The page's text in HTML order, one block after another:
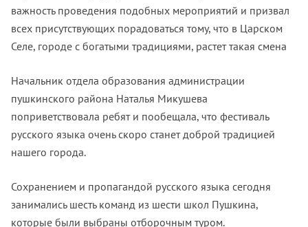
важность проведения подобных мероприятий и призвал
всех присутствующих порадоваться тому, что в Царском
Селе, городе с богатыми традициями, растет такая смена
Начальник отдела образования администрации
пушкинского района Наталья Микушева
поприветствовала ребят и пообещала, что фестиваль
русского языка очень скоро станет доброй традицией
нашего города.
Сохранением и пропагандой русского языка сегодня
занимались шесть команд из шести школ Пушкина,
которые были выбраны отборочным туром.